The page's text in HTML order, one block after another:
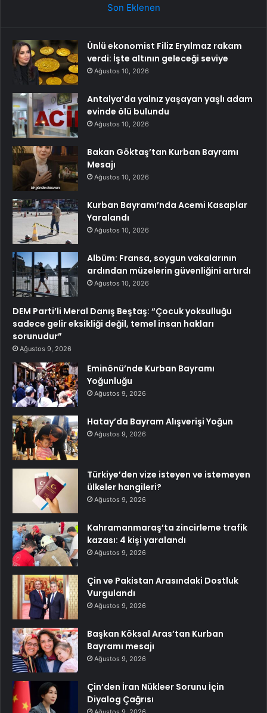
Son Eklenen
Ünlü ekonomist Filiz Eryılmaz rakam
verdi: İşte altının geleceği seviye
Ağustos 10, 2026
Antalya’da yalnız yaşayan yaşlı adam
evinde ölü bulundu
Ağustos 10, 2026
Bakan Göktaş’tan Kurban Bayramı
Mesajı
Ağustos 10, 2026
Kurban Bayramı’nda Acemi Kasaplar
Yaralandı
Ağustos 10, 2026
Albüm: Fransa, soygun vakalarının
ardından müzelerin güvenliğini artırdı
Ağustos 10, 2026
DEM Parti’li Meral Danış Beştaş: “Çocuk yoksulluğu
sadece gelir eksikliği değil, temel insan hakları
sorunudur”
Ağustos 9, 2026
Eminönü’nde Kurban Bayramı
Yoğunluğu
Ağustos 9, 2026
Hatay’da Bayram Alışverişi Yoğun
Ağustos 9, 2026
Türkiye’den vize isteyen ve istemeyen
ülkeler hangileri?
Ağustos 9, 2026
Kahramanmaraş’ta zincirleme trafik
kazası: 4 kişi yaralandı
Ağustos 9, 2026
Çin ve Pakistan Arasındaki Dostluk
Vurgulandı
Ağustos 9, 2026
Başkan Köksal Aras’tan Kurban
Bayramı mesajı
Ağustos 9, 2026
Çin’den İran Nükleer Sorunu İçin
Diyalog Çağrısı